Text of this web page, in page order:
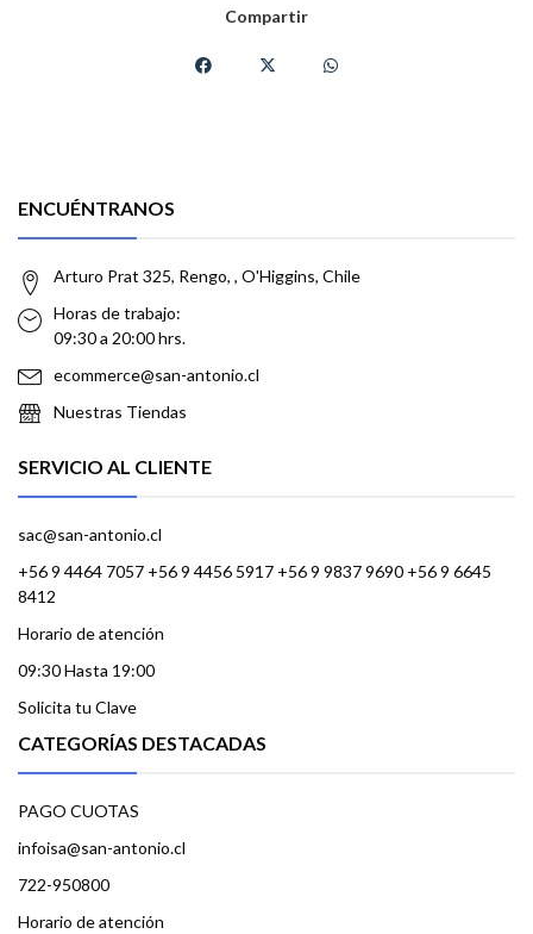
Compartir
ENCUÉNTRANOS
Arturo Prat 325, Rengo, , O'Higgins, Chile
Horas de trabajo:
09:30 a 20:00 hrs.
ecommerce@san-antonio.cl
Nuestras Tiendas
SERVICIO AL CLIENTE
sac@san-antonio.cl
+56 9 4464 7057 +56 9 4456 5917 +56 9 9837 9690 +56 9 6645
8412
Horario de atención
09:30 Hasta 19:00
Solicita tu Clave
CATEGORÍAS DESTACADAS
PAGO CUOTAS
infoisa@san-antonio.cl
722-950800
Horario de atención